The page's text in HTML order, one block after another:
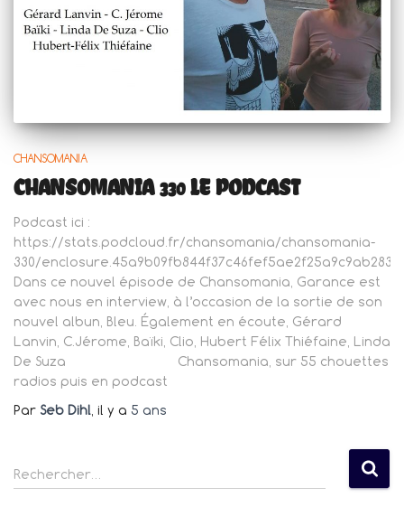
CHANSOMANIA
CHANSOMANIA 330 LE PODCAST
Podcast ici :
https://stats.podcloud.fr/chansomania/chansomania-
330/
Dans ce nouvel épisode de Chansomania, Garance est
avec nous en interview, à l’occasion de la sortie de son
nouvel albun, Bleu. Également en écoute, Gérard
Lanvin, C.Jérome, Baïki, Clio, Hubert Félix Thiéfaine, Linda
De Suza Chansomania, sur 55 chouettes
radios puis en podcast
Par Seb Dihl, il y a 5 ans
R
e
Rechercher…